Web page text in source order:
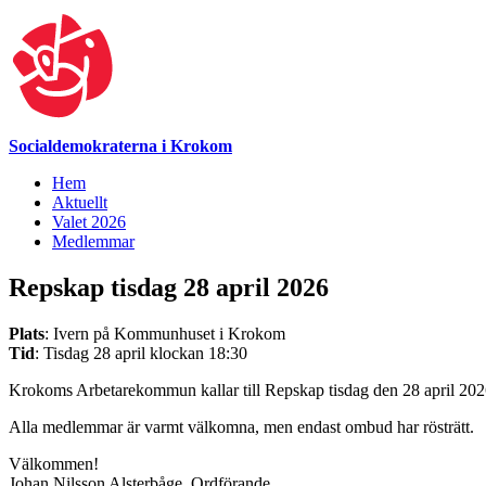
Socialdemokraterna i Krokom
Hem
Aktuellt
Valet 2026
Medlemmar
Repskap tisdag 28 april 2026
Plats: Ivern på Kommunhuset i Krokom
Tid: Tisdag 28 april klockan 18:30
Krokoms Arbetarekommun kallar till Repskap tisdag den 28 april
Alla medlemmar är varmt välkomna, men endast ombud har rösträtt.
Välkommen!